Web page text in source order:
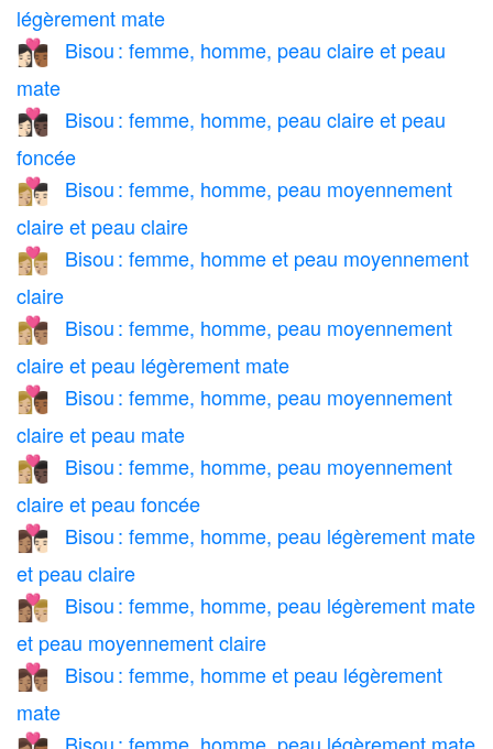
légèrement mate
👩🏻‍❤️‍💋‍👨🏾
Bisou : femme, homme, peau claire et peau
mate
👩🏻‍❤️‍💋‍👨🏿
Bisou : femme, homme, peau claire et peau
foncée
👩🏼‍❤️‍💋‍👨🏻
Bisou : femme, homme, peau moyennement
claire et peau claire
👩🏼‍❤️‍💋‍👨🏼
Bisou : femme, homme et peau moyennement
claire
👩🏼‍❤️‍💋‍👨🏽
Bisou : femme, homme, peau moyennement
claire et peau légèrement mate
👩🏼‍❤️‍💋‍👨🏾
Bisou : femme, homme, peau moyennement
claire et peau mate
👩🏼‍❤️‍💋‍👨🏿
Bisou : femme, homme, peau moyennement
claire et peau foncée
👩🏽‍❤️‍💋‍👨🏻
Bisou : femme, homme, peau légèrement mate
et peau claire
👩🏽‍❤️‍💋‍👨🏼
Bisou : femme, homme, peau légèrement mate
et peau moyennement claire
👩🏽‍❤️‍💋‍👨🏽
Bisou : femme, homme et peau légèrement
mate
Bisou : femme, homme, peau légèrement mate